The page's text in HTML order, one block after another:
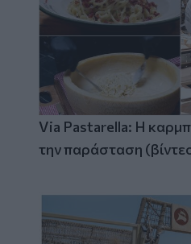
Via Pastarella: Η
την παράσταση